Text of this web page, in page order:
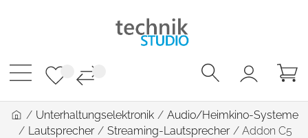
/ Unterhaltungselektronik / Audio/Heimkino-Systeme
/ Lautsprecher / Streaming-Lautsprecher / Addon C5